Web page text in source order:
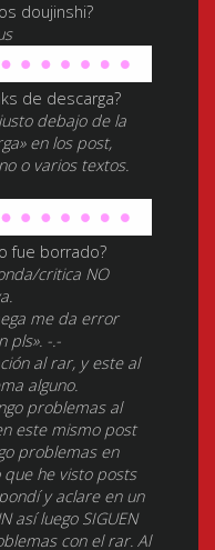
doujinshi?
de descarga?
debajo de la
en los post,
o varios textos.
fue borrado?
critica NO
me da error
pls». -.-
al rar, y este al
alguno.
problemas al
este mismo post
problemas en
he visto posts
y aclare en un
así luego SIGUEN
con el rar. Al